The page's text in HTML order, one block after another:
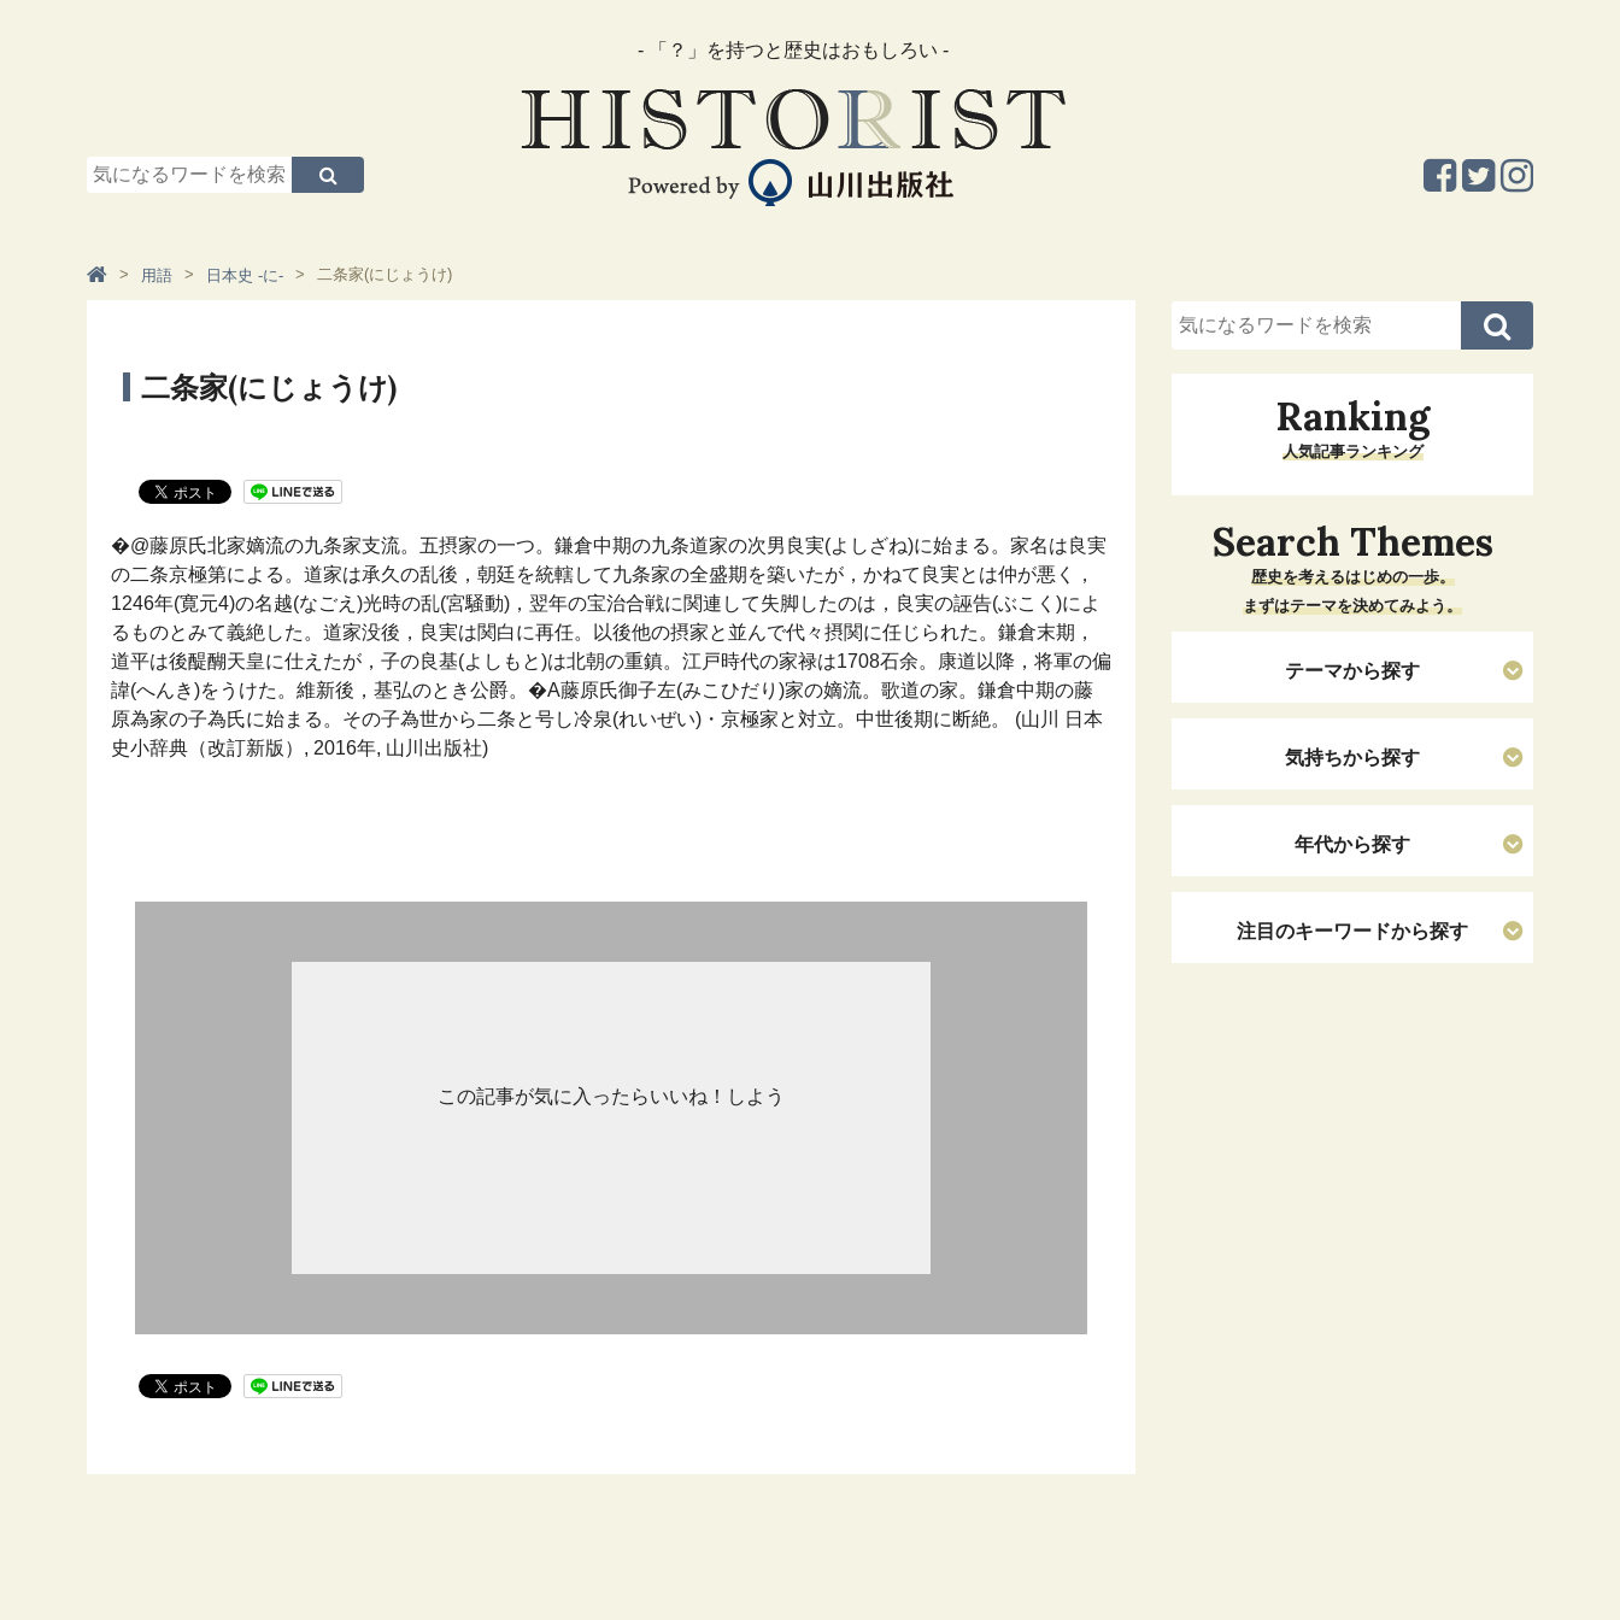
- 「？」を持つと歴史はおもしろい -
用語 日本史 -に- 二条家(にじょうけ)
二条家(にじょうけ)
�@藤原氏北家嫡流の九条家支流。五摂家の一つ。鎌倉中期の九条道家の次男良実(よしざね)に始まる。家名は良実
の二条京極第による。道家は承久の乱後，朝廷を統轄して九条家の全盛期を築いたが，かねて良実とは仲が悪く，
1246年(寛元4)の名越(なごえ)光時の乱(宮騒動)，翌年の宝治合戦に関連して失脚したのは，良実の誣告(ぶこく)によ
るものとみて義絶した。道家没後，良実は関白に再任。以後他の摂家と並んで代々摂関に任じられた。鎌倉末期，
道平は後醍醐天皇に仕えたが，子の良基(よしもと)は北朝の重鎮。江戸時代の家禄は1708石余。康道以降，将軍の偏
諱(へんき)をうけた。維新後，基弘のとき公爵。�A藤原氏御子左(みこひだり)家の嫡流。歌道の家。鎌倉中期の藤
原為家の子為氏に始まる。その子為世から二条と号し冷泉(れいぜい)・京極家と対立。中世後期に断絶。 (山川 日本
史小辞典（改訂新版）, 2016年, 山川出版社)
この記事が気に入ったらいいね！しよう
Ranking
人気記事ランキング
Search Themes
歴史を考えるはじめの一歩。
まずはテーマを決めてみよう。
テーマから探す
気持ちから探す
年代から探す
注目のキーワードから探す